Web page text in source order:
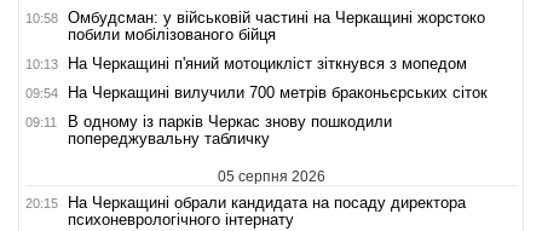
10:58
Омбудсман: у військовій частині на Черкащині жорстоко
побили мобілізованого бійця
10:13 На Черкащині п'яний мотоцикліст зіткнувся з мопедом
09:54 На Черкащині вилучили 700 метрів браконьєрських сіток
09:11
В одному із парків Черкас знову пошкодили
попереджувальну табличку
05 серпня 2026
20:15
На Черкащині обрали кандидата на посаду директора
психоневрологічного інтернату